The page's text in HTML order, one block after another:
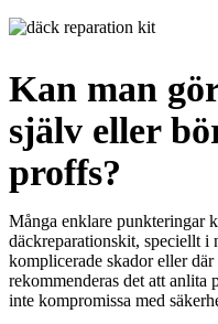
Kan man
själv eller
proffs?
Många enklare punkteringar
däckreparationskit, speciellt
komplicerade skador eller
rekommenderas det att anlita
inte kompromissa med